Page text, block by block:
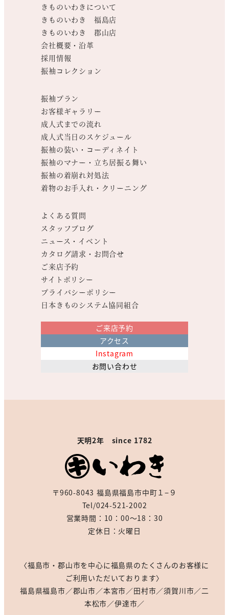
きものいわきについて
きものいわき 福島店
きものいわき 郡山店
会社概要・沿革
採用情報
振袖コレクション
振袖プラン
お客様ギャラリー
成人式までの流れ
成人式当日のスケジュール
振袖の装い・コーディネイト
振袖のマナー・立ち居振る舞い
振袖の着崩れ対処法
着物のお手入れ・クリーニング
よくある質問
スタッフブログ
ニュース・イベント
カタログ請求・お問合せ
ご来店予約
サイトポリシー
プライバシーポリシー
日本きものシステム協同組合
ご来店予約
アクセス
Instagram
お問い合わせ
天明2年 since 1782
〒960-8043 福島県福島市中町１−９
Tel/024-521-2002
営業時間：10：00～18：30
定休日：火曜日
〈福島市・郡山市を中心に福島県のたくさんのお客様に
ご利用いただいております〉
福島県福島市／郡山市／本宮市／田村市／須賀川市／二
本松市／伊達市／